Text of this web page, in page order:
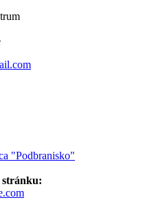
"Podbranisko"
stránku: